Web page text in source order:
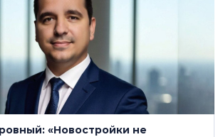
«Новостройки не